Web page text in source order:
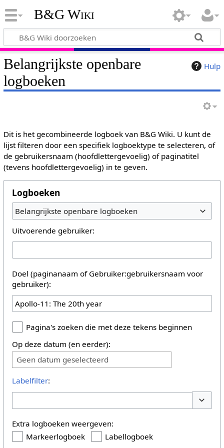
B&G Wiki
Hulp
Belangrijkste openbare
logboeken
Dit is het gecombineerde logboek van B&G Wiki. U kunt de
lijst filteren door een specifiek logboektype te selecteren, of
de gebruikersnaam (hoofdlettergevoelig) of paginatitel
(tevens hoofdlettergevoelig) in te geven.
Logboeken
Belangrijkste openbare logboeken
Uitvoerende gebruiker:
Doel (paginanaam of Gebruiker:gebruikersnaam voor
gebruiker):
Pagina's zoeken die met deze tekens beginnen
Op deze datum (en eerder):
Geen datum geselecteerd
Labelfilter:
Extra logboeken weergeven:
Markeerlogboek
Labellogboek